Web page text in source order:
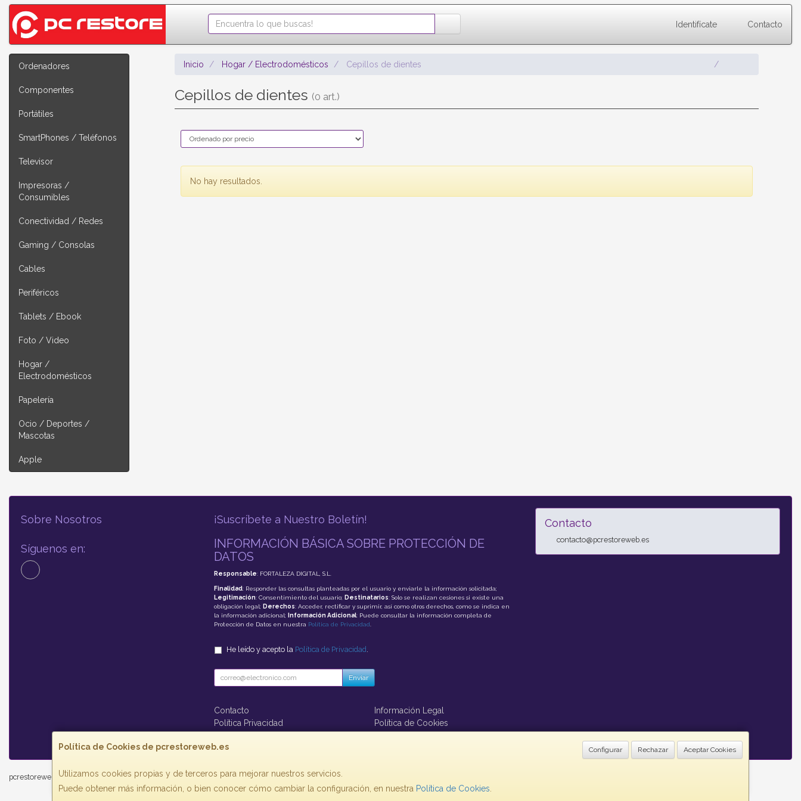
Identifícate Contacto
Ordenadores
Componentes
Portátiles
SmartPhones / Teléfonos
Televisor
Impresoras /
Consumibles
Conectividad / Redes
Gaming / Consolas
Cables
Periféricos
Tablets / Ebook
Foto / Video
Hogar /
Electrodomésticos
Papelería
Ocio / Deportes /
Mascotas
Apple
Inicio Hogar / Electrodomésticos Cepillos de dientes
Cepillos de dientes (0 art.)
No hay resultados.
Política de Cookies de pcrestoreweb.es Configurar Rechazar Aceptar Cookies
Utilizamos cookies propias y de terceros para mejorar nuestros servicios.
Puede obtener más información, o bien conocer cómo cambiar la configuración, en nuestra Política de Cookies
Sobre Nosotros
Síguenos en:
¡Suscríbete a Nuestro Boletín!
INFORMACIÓN BÁSICA SOBRE PROTECCIÓN DE
DATOS
Responsable: FORTALEZA DIGITAL, S.L.
Finalidad: Responder las consultas planteadas por el usuario y enviarle la información solicitada;
Legitimación: Consentimiento del usuario; Destinatarios: Solo se realizan cesiones si existe una
obligación legal; Derechos: Acceder, rectificar y suprimir, así como otros derechos, como se indica en
la información adicional;
Información Adicional: Puede consultar la información completa de
Protección de Datos en nuestra Política de Privacidad
He leído y acepto la Política de Privacidad .
Enviar
Contacto
Información Legal
Política Privacidad
Política de Cookies
Contacto
contacto@pcrestoreweb.es
pcrestoreweb.es © 2026
, , , , España. - C.I.F.: B73860793 - Tfno: